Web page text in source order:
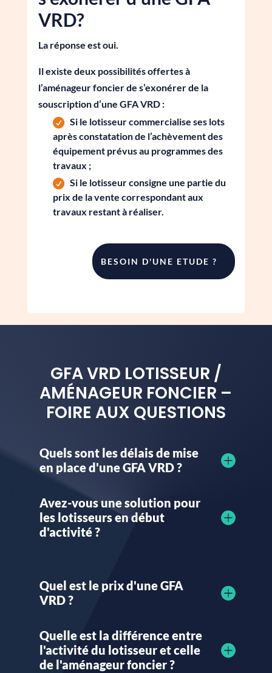
VRD?
La réponse est oui.
Il existe deux possibilités offertes à
l’aménageur foncier de s’exonérer de la
souscription d’une GFA VRD :
Si le lotisseur commercialise ses lots
après constatation de l’achèvement des
équipement prévus au programmes des
travaux ;
Si le lotisseur consigne une partie du
prix de la vente correspondant aux
travaux restant à réaliser.
BESOIN D'UNE ETUDE ?
GFA VRD LOTISSEUR /
AMÉNAGEUR FONCIER –
FOIRE AUX QUESTIONS
Quels sont les délais de mise
en place d'une GFA VRD ?
Avez-vous une solution pour
les lotisseurs en début
d'activité ?
Quel est le prix d'une GFA
VRD ?
Quelle est la différence entre
l'activité du lotisseur et celle
de l'aménageur foncier ?